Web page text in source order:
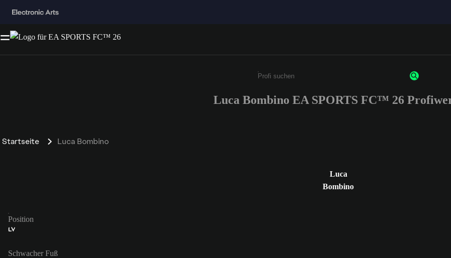
Gib mindestens 3 Zeichen oder Ziffern ein
Luca Bombino EA SPORTS FC™ 26
Startseite Luca Bombino
Luca
Bombino
Position
LV
Schwacher Fuß